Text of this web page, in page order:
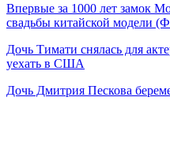
Впервые за 1000 лет замок
свадьбы китайской модели
Дочь Тимати снялась для
уехать в США
Дочь Дмитрия Пескова